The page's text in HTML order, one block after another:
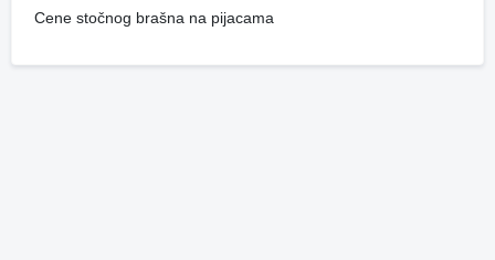
Cene stočnog brašna na pijacama